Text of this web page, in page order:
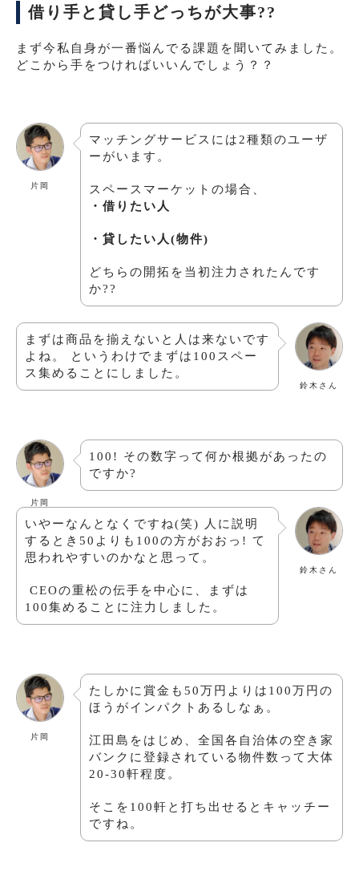
借り手と貸し手どっちが大事??
まず今私自身が一番悩んでる課題を聞いてみました。
どこから手をつければいいんでしょう？？
片岡
マッチングサービスには2種類のユーザ
ーがいます。
スペースマーケットの場合、
・借りたい人
・貸したい人(物件)
どちらの開拓を当初注力されたんです
か??
鈴木さん
まずは商品を揃えないと人は来ないです
よね。 というわけでまずは100スペー
ス集めることにしました。
片岡
100! その数字って何か根拠があったの
ですか?
鈴木さん
いやーなんとなくですね(笑) 人に説明
するとき50よりも100の方がおおっ! て
思われやすいのかなと思って。
CEOの重松の伝手を中心に、まずは
100集めることに注力しました。
片岡
たしかに賞金も50万円よりは100万円の
ほうがインパクトあるしなぁ。
江田島をはじめ、全国各自治体の空き家
バンクに登録されている物件数って大体
20-30軒程度。
そこを100軒と打ち出せるとキャッチー
ですね。